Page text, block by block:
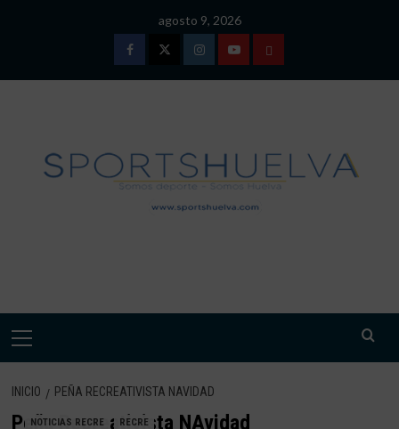
agosto 9, 2026
FacebookTwitterInstagramYoutubeTÉRMINOS
DE
USO
Menú
INICIO PEÑA RECREATIVISTA NAVIDAD
Peña Recreativista NAvidad
NOTICIAS RECRE RECRE